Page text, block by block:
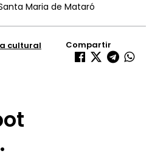
Maria de Mataró
cultural
Compartir